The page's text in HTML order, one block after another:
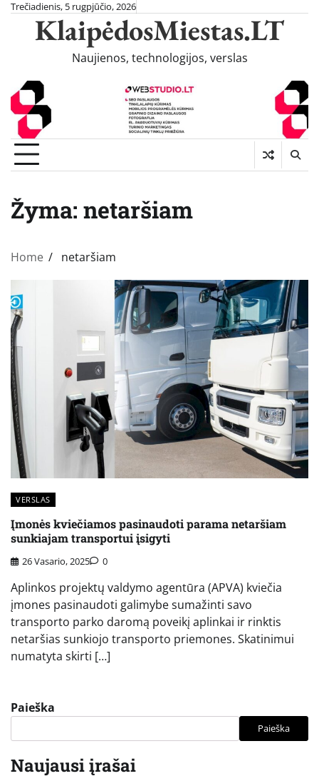
Skip
content
Trečiadienis, 5 rugpjūčio, 2026
KlaipėdosMiestas.LT
Naujienos, technologijos, verslas
Žyma: netaršiam
Home netaršiam
VERSLAS
Įmonės kviečiamos pasinaudoti parama netaršiam
sunkiajam transportui įsigyti
26 Vasario, 2025 0
Aplinkos projektų valdymo agentūra (APVA) kviečia
įmones pasinaudoti galimybe sumažinti savo
transporto parko daromą poveikį aplinkai ir rinktis
netaršias sunkiojo transporto priemones. Skatinimui
numatyta skirti […]
Paieška
Paieška
Naujausi įrašai